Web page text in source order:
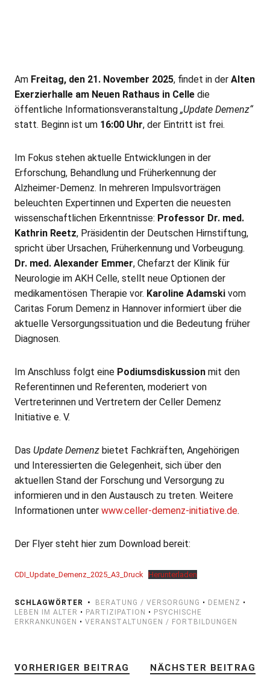
Am Freitag, den 21. November 2025, findet in der Alten
Exerzierhalle am Neuen Rathaus in Celledie
öffentliche Informationsveranstaltung „Update Demenz“
statt. Beginn ist um 16:00 Uhr, der Eintritt ist frei.
Im Fokus stehen aktuelle Entwicklungen in der
Erforschung, Behandlung und Früherkennung der
Alzheimer-Demenz. In mehreren Impulsvorträgen
beleuchten Expertinnen und Experten die neuesten
wissenschaftlichen Erkenntnisse: Professor Dr. med.
Kathrin Reetz, Präsidentin der Deutschen Hirnstiftung,
spricht über Ursachen, Früherkennung und Vorbeugung.
Dr. med. Alexander Emmer, Chefarzt der Klinik für
Neurologie im AKH Celle, stellt neue Optionen der
medikamentösen Therapie vor. Karoline Adamskivom
Caritas Forum Demenz in Hannover informiert über die
aktuelle Versorgungssituation und die Bedeutung früher
Diagnosen.
Im Anschluss folgt eine Podiumsdiskussionmit den
Referentinnen und Referenten, moderiert von
Vertreterinnen und Vertretern der Celler Demenz
Initiative e. V.
Das Update Demenzbietet Fachkräften, Angehörigen
und Interessierten die Gelegenheit, sich über den
aktuellen Stand der Forschung und Versorgung zu
informieren und in den Austausch zu treten. Weitere
Informationen unter www.celler-demenz-initiative.de.
Der Flyer steht hier zum Download bereit:
CDI_Update_Demenz_2025_A3_Druck Herunterladen
SCHLAGWÖRTER BERATUNG / VERSORGUNG • DEMENZ •
LEBEN IM ALTER • PARTIZIPATION • PSYCHISCHE
ERKRANKUNGEN • VERANSTALTUNGEN / FORTBILDUNGEN
VORHERIGER BEITRAG NÄCHSTER BEITRAG